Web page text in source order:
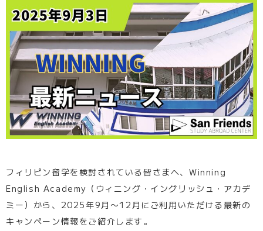
フィリピン留学を検討されている皆さまへ、Winning
English Academy（ウィニング・イングリッシュ・アカデ
ミー）から、2025年9月〜12月にご利用いただける最新の
キャンペーン情報をご紹介します。